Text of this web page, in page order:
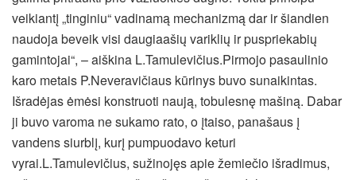
veikiantį „tinginiu“ vadinamą mechanizmą dar ir šiandien
naudoja beveik visi daugiaašių variklių ir puspriekabių
gamintojai“, – aiškina L.Tamulevičius.Pirmojo pasaulinio
karo metais P.Neveravičiaus kūrinys buvo sunaikintas.
Išradėjas ėmėsi konstruoti naują, tobulesnę mašiną. Dabar
ji buvo varoma ne sukamo rato, o įtaiso, panašaus į
vandens siurblį, kurį pumpuodavo keturi
vyrai.L.Tamulevičius, sužinojęs apie žemiečio išradimus,